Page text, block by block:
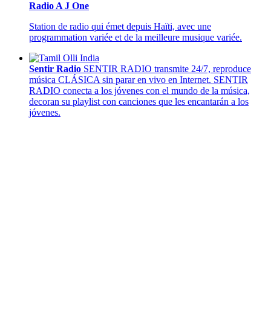
Radio A J One
Station de radio qui émet depuis Haïti, avec une
programmation variée et de la meilleure musique variée.
Sentir Radio SENTIR RADIO transmite 24/7, reproduce
música CLÁSICA sin parar en vivo en Internet. SENTIR
RADIO conecta a los jóvenes con el mundo de la música,
decoran su playlist con canciones que les encantarán a los
jóvenes.